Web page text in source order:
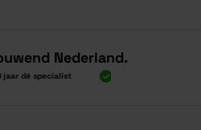
Nederland.
dé specialist
Alles onder één dak